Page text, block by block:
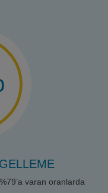
varan oranlarda